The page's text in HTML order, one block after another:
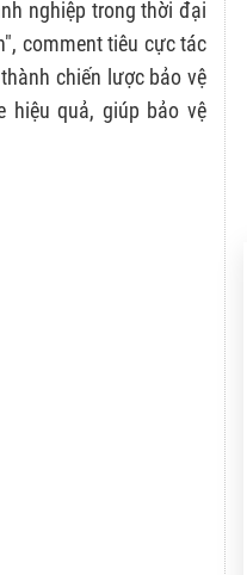
nghiệp trong thời đại
comment tiêu cực tác
chiến lược bảo vệ
hiệu quả, giúp bảo vệ